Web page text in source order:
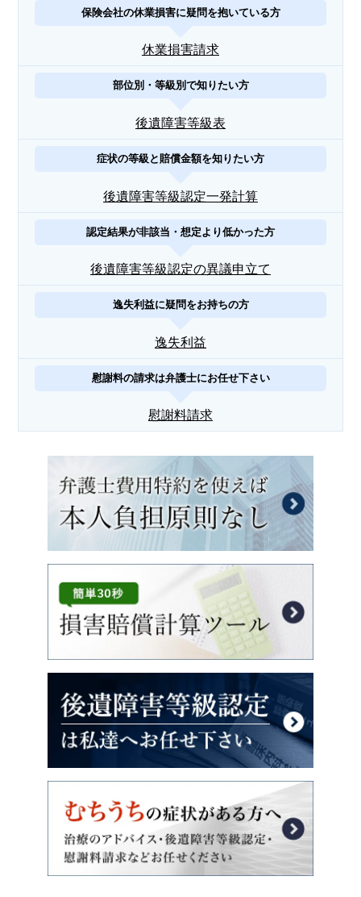
保険会社の休業損害に疑問を抱いている方
休業損害請求
部位別・等級別で知りたい方
後遺障害等級表
症状の等級と賠償金額を知りたい方
後遺障害等級認定一発計算
認定結果が非該当・想定より低かった方
後遺障害等級認定の異議申立て
逸失利益に疑問をお持ちの方
逸失利益
慰謝料の請求は弁護士にお任せ下さい
慰謝料請求